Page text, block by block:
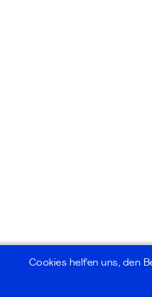
Cookies helfen uns, den